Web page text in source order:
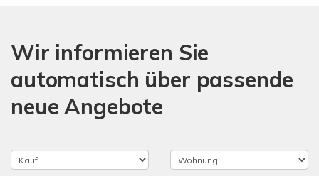
Wir informieren Sie
automatisch über passende
neue Angebote